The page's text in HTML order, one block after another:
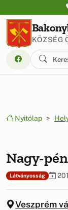
Ugrás a
Ugrás a
KÖZSÉG
Nyitólap
Nagy-
Látványosság
Veszprém